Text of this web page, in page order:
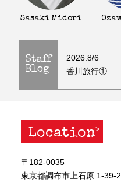
Sasaki Midori
Staff
Blog
2026.8/6
香川旅行①
Location
〒182-0035
東京都調布市上石原 1-